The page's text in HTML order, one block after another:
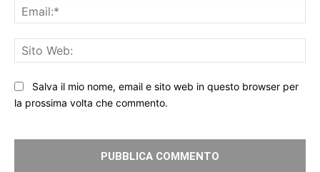
Salva il mio nome, email e sito web in questo browser per
la prossima volta che commento.